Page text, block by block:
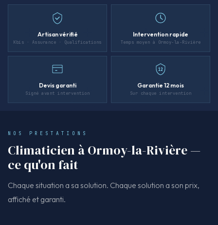
Artisan vérifié
Kbis · Assurance · Qualifications
Intervention rapide
Temps moyen à Ormoy-la-Rivière
Devis garanti
Signé avant intervention
12
Garantie 12 mois
Sur chaque intervention
NOS PRESTATIONS
Climaticien à Ormoy-la-Rivière —
ce qu'on fait
Chaque situation a sa solution. Chaque solution a son prix,
affiché et garanti.